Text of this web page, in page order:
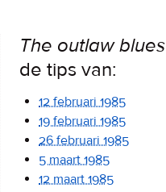
The outlaw blues
de tips van:
12 februari 1985
19 februari 1985
26 februari 1985
5 maart 1985
12 maart 1985